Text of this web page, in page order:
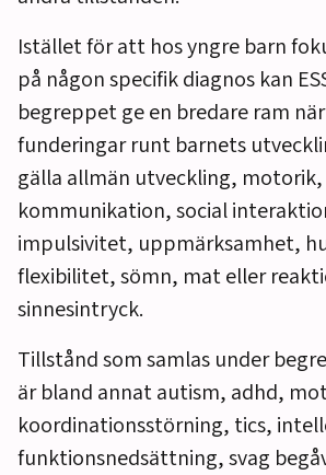
Istället för att hos yngre barn
på någon specifik diagnos kan
begreppet ge en bredare ram
funderingar runt barnets
gälla allmän utveckling, motorik,
kommunikation, social
impulsivitet, uppmärksamhet,
flexibilitet, sömn, mat eller
sinnesintryck.
Tillstånd som samlas under
är bland annat autism, adhd,
koordinationsstörning, tics,
funktionsnedsättning, svag